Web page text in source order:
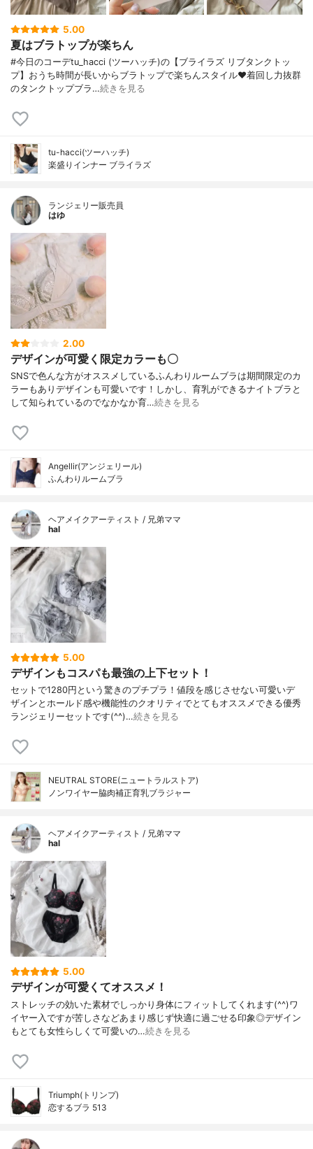
5.00
夏はブラトップが楽ちん
#今日のコーデtu_hacci (ツーハッチ)の【ブライラズ リブタンクトッ
プ】おうち時間が長いからブラトップで楽ちんスタイル❤️着回し力抜群
のタンクトップブラ…続きを見る
tu-hacci(ツーハッチ)
楽盛りインナー ブライラズ
ランジェリー販売員
はゆ
2.00
デザインが可愛く限定カラーも〇
SNSで色んな方がオススメしているふんわりルームブラは期間限定のカ
ラーもありデザインも可愛いです！しかし、育乳ができるナイトブラと
して知られているのでなかなか育…続きを見る
Angellir(アンジェリール)
ふんわりルームブラ
ヘアメイクアーティスト / 兄弟ママ
hal
5.00
デザインもコスパも最強の上下セット！
セットで1280円という驚きのプチプラ！値段を感じさせない可愛いデ
ザインとホールド感や機能性のクオリティでとてもオススメできる優秀
ランジェリーセットです(^^)…続きを見る
NEUTRAL STORE(ニュートラルストア)
ノンワイヤー脇肉補正育乳ブラジャー
ヘアメイクアーティスト / 兄弟ママ
hal
5.00
デザインが可愛くてオススメ！
ストレッチの効いた素材でしっかり身体にフィットしてくれます(^^)ワ
イヤー入ですが苦しさなどあまり感じず快適に過ごせる印象◎デザイン
もとても女性らしくて可愛いの…続きを見る
Triumph(トリンプ)
恋するブラ 513